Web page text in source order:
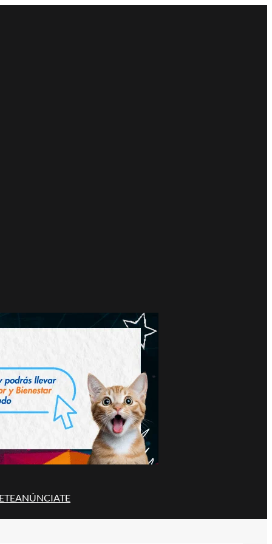
ANÚNCIATE